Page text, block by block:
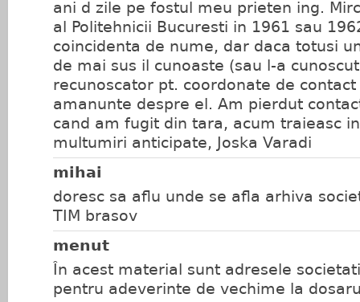
ani d zile pe fostul meu prieten ing.
al Politehnicii Bucuresti in 1961 sau
coincidenta de nume, dar daca totusi
de mai sus il cunoaste (sau l-a
recunoscator pt. coordonate de
amanunte despre el. Am pierdut
cand am fugit din tara, acum traieasc in
multumiri anticipate, Joska Varadi
mihai
doresc sa aflu unde se afla arhiva
TIM brasov
menut
În acest material sunt adresele
pentru adeverinte de vechime la